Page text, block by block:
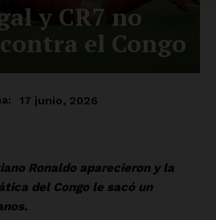
y CR7 no
el Congo
17 junio, 2026
Ronaldo aparecieron y la
del Congo le sacó un